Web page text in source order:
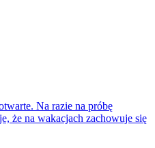
Na razie na próbę
że na wakacjach zachowuje się